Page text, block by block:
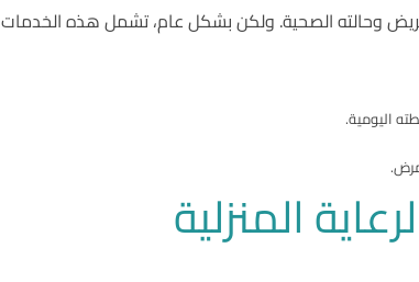
وحالته الصحية. ولكن بشكل عام، تشمل هذه الخدمات
اليومية.
المنزلية